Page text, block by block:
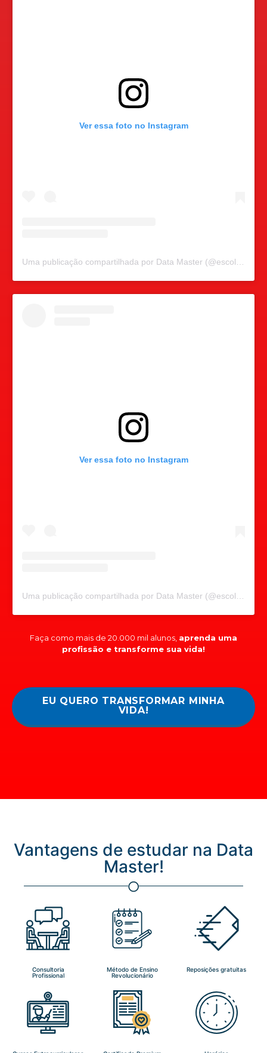
Ver essa foto no Instagram
Ver essa foto no Instagram
Faça como mais de 20.000 mil alunos, aprenda uma
profissão e transforme sua vida!
EU QUERO TRANSFORMAR MINHA
VIDA!
Vantagens de estudar na Data
Master!
Consultoria
Profissional
Método de Ensino
Revolucionário
Reposições gratuitas